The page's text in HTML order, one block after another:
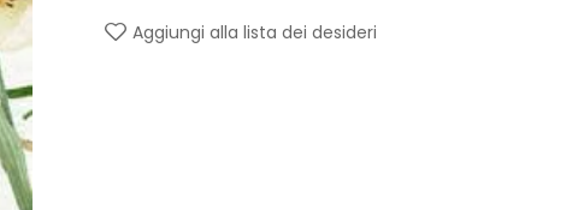
Aggiungi alla lista dei desideri